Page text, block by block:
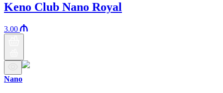
Keno Club Nano Royal
3.00
Nano